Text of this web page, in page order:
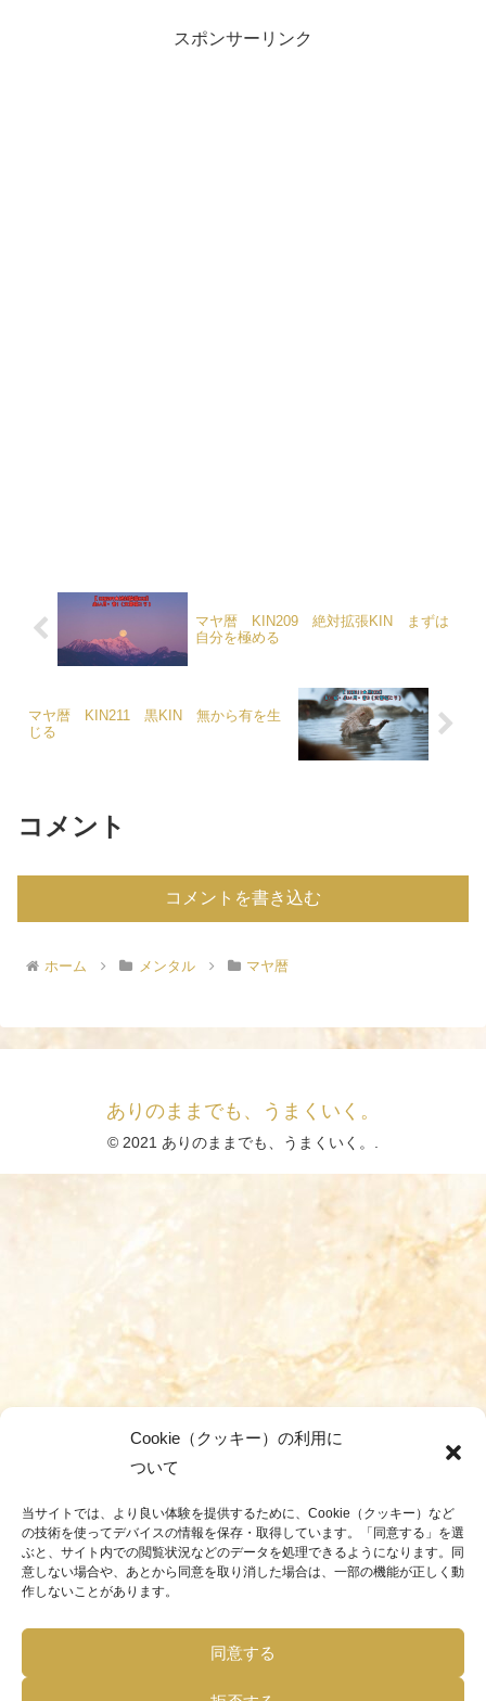
Cookie（クッキー）の利用に
ついて
当サイトでは、より良い体験を提供するために、Cookie（クッキー）など
の技術を使ってデバイスの情報を保存・取得しています。「同意する」を選
ぶと、サイト内での閲覧状況などのデータを処理できるようになります。同
意しない場合や、あとから同意を取り消した場合は、一部の機能が正しく動
作しないことがあります。
同意する
スポンサーリンク
マヤ暦 KIN209 絶対拡張KIN まずは
自分を極める
マヤ暦 KIN211 黒KIN 無から有を生
じる
コメント
コメントを書き込む
ホーム メンタル マヤ暦
ありのままでも、うまくいく。
© 2021 ありのままでも、うまくいく。.